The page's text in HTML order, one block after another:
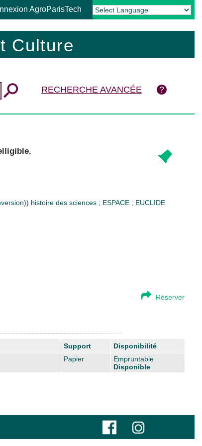
AgroParisTech
Powered by Translate
Culture
RECHERCHE AVANCÉE
histoire des sciences ; ESPACE ; EUCLIDE
Réserver
Support
Disponibilité
Papier
Empruntable
Disponible